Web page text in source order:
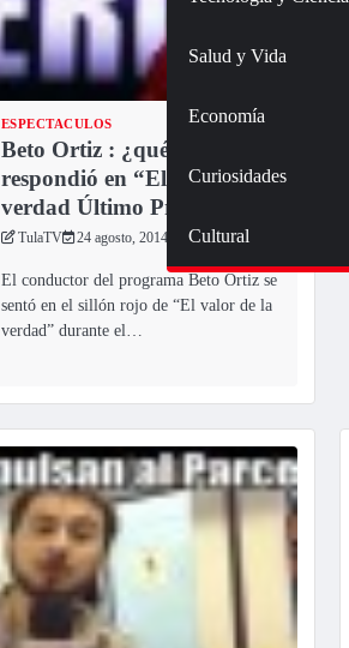
Salud y Vida
Economía
Curiosidades
Cultural
ESPECTACULOS
Beto Ortiz : ¿qué pregunta
respondió en “El valor de la
verdad Último Programa”?
TulaTV 24 agosto, 2014
El conductor del programa Beto Ortiz se
sentó en el sillón rojo de “El valor de la
verdad” durante el…